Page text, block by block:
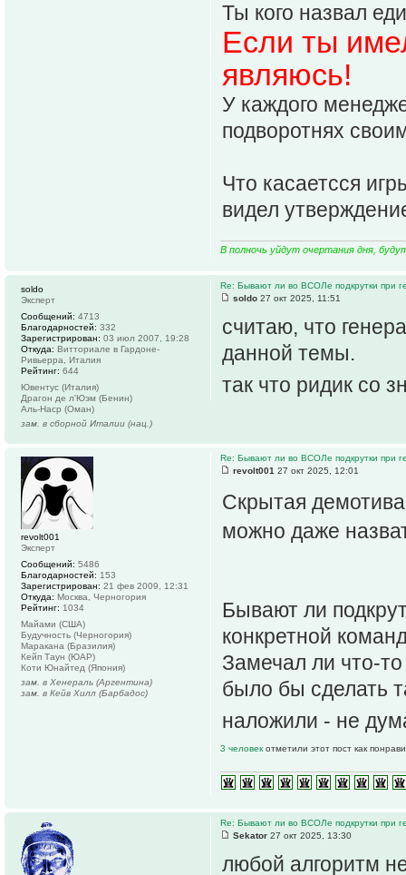
Ты кого назвал
Если ты
являюсь!
У каждого
подворотнях
Что касаетсся
видел
В полночь уйдут очертания дня,
Re: Бывают ли во ВСОЛе подкрутки при
soldo 27 окт 2025, 11:51
считаю, что
данной темы.
так что ридик со
soldo
Эксперт
Сообщений: 4713
Благодарностей: 332
Зарегистрирован: 03 июл 2007, 19:28
Откуда: Витториале в Гардоне-
Ривьерра, Италия
Рейтинг: 644
Ювентус (Италия)
Драгон де л'Юэм (Бенин)
Аль-Наср (Оман)
зам. в сборной Италии (нац.)
Re: Бывают ли во ВСОЛе подкрутки при
revolt001 27 окт 2025, 12:01
Скрытая
можно даже
Бывают ли
конкретной
Замечал ли что-
было бы сделать
наложили - не
3 человек отметили этот пост как
revolt001
Эксперт
Сообщений: 5486
Благодарностей: 153
Зарегистрирован: 21 фев 2009, 12:31
Откуда: Москва, Черногория
Рейтинг: 1034
Майами (США)
Будучность (Черногория)
Маракана (Бразилия)
Кейп Таун (ЮАР)
Коти Юнайтед (Япония)
зам. в Хенераль (Аргентина)
зам. в Кейв Хилл (Барбадос)
Re: Бывают ли во ВСОЛе подкрутки при
Sekator 27 окт 2025, 13:30
любой алгоритм